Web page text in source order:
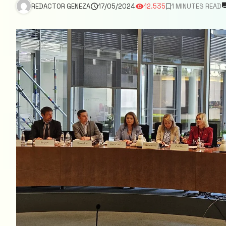
REDACTOR GENEZA 17/05/2024 12.535 1 MINUTES READ